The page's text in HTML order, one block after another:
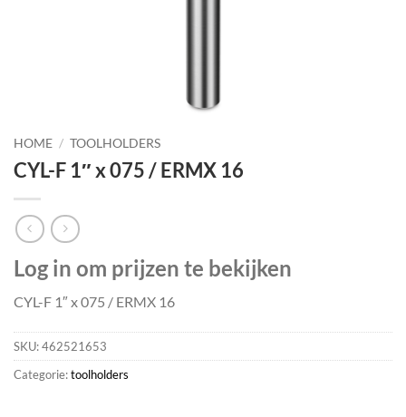
HOME / TOOLHOLDERS
CYL-F 1″ x 075 / ERMX 16
Log in om prijzen te bekijken
CYL-F 1″ x 075 / ERMX 16
SKU:462521653
Categorie:toolholders